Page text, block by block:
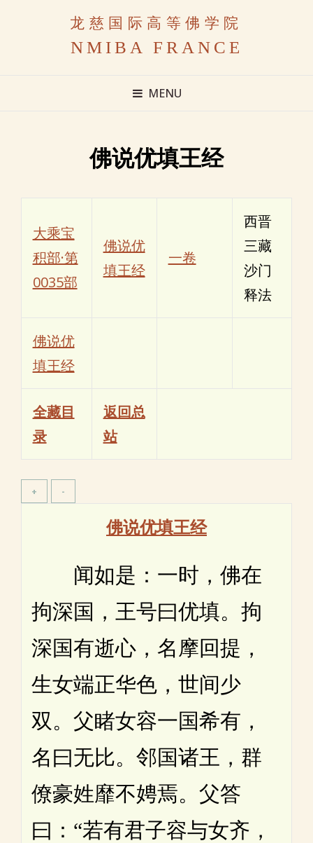
龙慈国际高等佛学院
NMIBA FRANCE
MENU
佛说优填王经
大乘宝
积部·第
0035部
佛说优
填王经
一卷
西晋
三藏
沙门
释法
佛说优
填王经
全藏目
录
返回总
站
佛说优填王经
闻如是：一时，佛在
拘深国，王号曰优填。拘
深国有逝心，名摩回提，
生女端正华色，世间少
双。父睹女容一国希有，
名曰无比。邻国诸王，群
僚豪姓靡不娉焉。父答
曰：“若有君子容与女齐，